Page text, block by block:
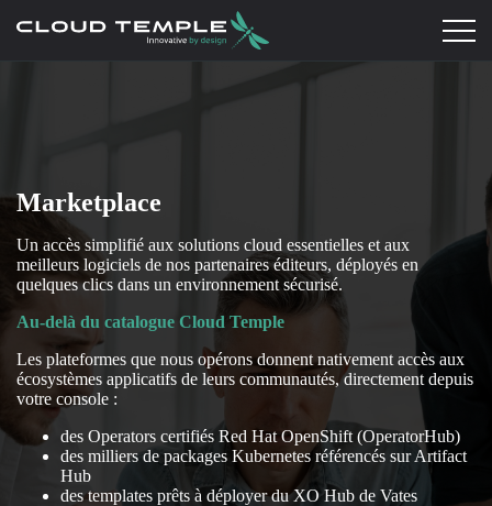
Marketplace
Un accès simplifié aux solutions cloud essentielles et aux
meilleurs logiciels de nos partenaires éditeurs, déployés en
quelques clics dans un environnement sécurisé.
Au-delà du catalogue Cloud Temple
Les plateformes que nous opérons donnent nativement accès aux
écosystèmes applicatifs de leurs communautés, directement depuis
votre console :
des Operators certifiés Red Hat OpenShift (OperatorHub)
des milliers de packages Kubernetes référencés sur Artifact
Hub
des templates prêts à déployer du XO Hub de Vates